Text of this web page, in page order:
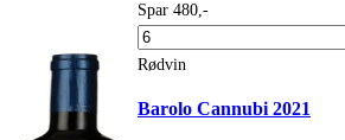
Spar 480,-
Rødvin
Barolo Cannubi 2021